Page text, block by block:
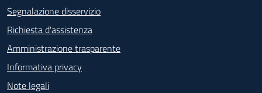
Segnalazione disservizio
Richiesta d'assistenza
Amministrazione trasparente
Informativa privacy
Note legali